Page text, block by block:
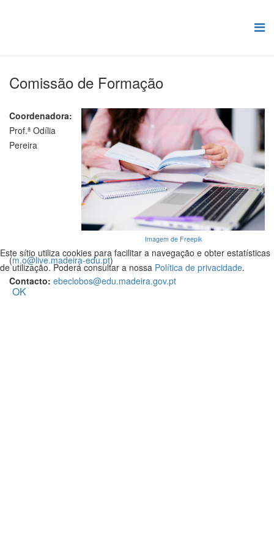
Comissão de Formação
Imagem de Freepik
Coordenadora:
Prof.ª Odília
Pereira
(m.o@live.madeira-edu.pt)
Contacto: ebeclobos@edu.madeira.gov.pt
Este sítio utiliza cookies para facilitar a navegação e obter estatísticas
de utilização. Poderá consultar a nossa Política de privacidade.
OK